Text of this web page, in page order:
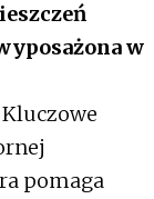
w
Kluczowe
pomaga